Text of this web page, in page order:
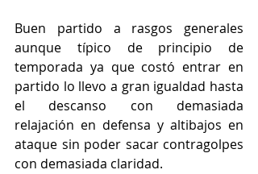
Buen partido a rasgos generales
aunque típico de principio de
temporada ya que costó entrar en
partido lo llevo a gran igualdad hasta
el descanso con demasiada
relajación en defensa y altibajos en
ataque sin poder sacar contragolpes
con demasiada claridad.